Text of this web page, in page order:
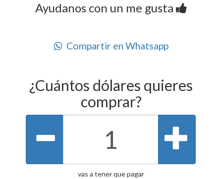
Ayudanos con un me gusta
Compartir en Whatsapp
¿Cuántos dólares quieres
comprar?
vas a tener que pagar